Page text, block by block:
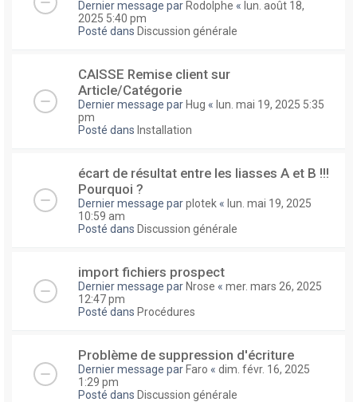
Dernier message par Rodolphe « lun. août 18,
2025 5:40 pm
Posté dans Discussion générale
CAISSE Remise client sur
Article/Catégorie
Dernier message par Hug « lun. mai 19, 2025 5:35
pm
Posté dans Installation
écart de résultat entre les liasses A et B !!!
Pourquoi ?
Dernier message parplotek « lun. mai 19, 2025
10:59 am
Posté dans Discussion générale
import fichiers prospect
Dernier message par Nrose « mer. mars 26, 2025
12:47 pm
Posté dans Procédures
Problème de suppression d'écriture
Dernier message par Faro « dim. févr. 16, 2025
1:29 pm
Posté dans Discussion générale